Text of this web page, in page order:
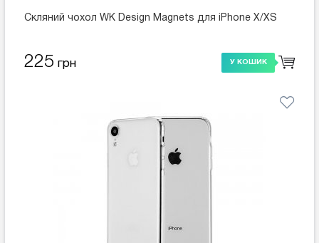
Скляний чохол WK Design Magnets для iPhone X/XS
225 грн У КОШИК